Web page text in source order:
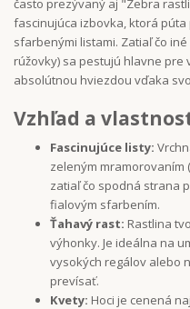
často prezývaný aj "Zebra
fascinujúca izbovka, ktorá
sfarbenými listami. Zatiaľ čo
rúžovky) sa pestujú hlavne
absolútnou hviezdou vďaka
Vzhľad a
Fascinujúce listy:
zeleným mramorovaním
zatiaľ čo spodná strana
fialovým sfarbením.
Ťahavý rast: Rastlina
výhonky. Je ideálna na
vysokých regálov alebo
prevísať.
Kvety: Hoci je cenená